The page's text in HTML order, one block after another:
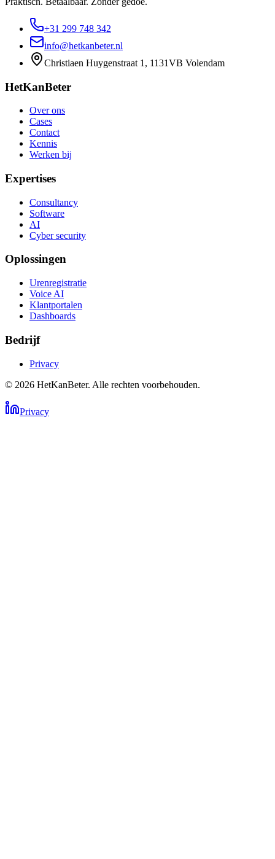
+31 299 748 342
info@hetkanbeter.nl
Christiaen Huygenstraat 1, 1131VB Volendam
HetKanBeter
Over ons
Cases
Contact
Kennis
Werken bij
Expertises
Consultancy
Software
AI
Cyber security
Oplossingen
Urenregistratie
Voice AI
Klantportalen
Dashboards
Bedrijf
Privacy
© 2026 HetKanBeter. Alle rechten voorbehouden.
Privacy